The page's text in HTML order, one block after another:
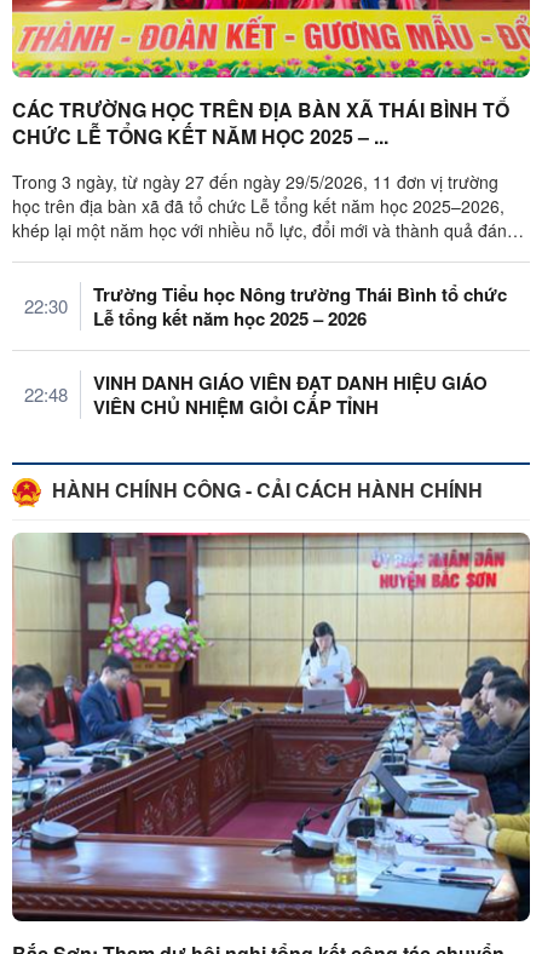
CÁC TRƯỜNG HỌC TRÊN ĐỊA BÀN XÃ THÁI BÌNH TỔ
CHỨC LỄ TỔNG KẾT NĂM HỌC 2025 – ...
Trong 3 ngày, từ ngày 27 đến ngày 29/5/2026, 11 đơn vị trường
học trên địa bàn xã đã tổ chức Lễ tổng kết năm học 2025–2026,
khép lại một năm học với nhiều nỗ lực, đổi mới và thành quả đáng
22:30
Trường Tiểu học Nông trường Thái Bình tổ chức
Lễ tổng kết năm học 2025 – 2026
22:48
VINH DANH GIÁO VIÊN ĐẠT DANH HIỆU GIÁO
VIÊN CHỦ NHIỆM GIỎI CẤP TỈNH
HÀNH CHÍNH CÔNG - CẢI CÁCH HÀNH CHÍNH